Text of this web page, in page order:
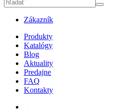
Zákazník
Produkty
Katalógy
Blog
Aktuality
Predajne
FAQ
Kontakty